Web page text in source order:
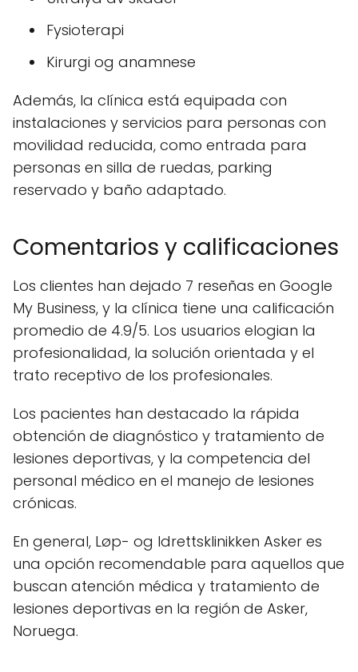
Fysioterapi
Kirurgi og anamnese
Además, la clínica está equipada con
instalaciones y servicios para personas con
movilidad reducida, como entrada para
personas en silla de ruedas, parking
reservado y baño adaptado.
Comentarios y calificaciones
Los clientes han dejado 7 reseñas en Google
My Business, y la clínica tiene una calificación
promedio de 4.9/5. Los usuarios elogian la
profesionalidad, la solución orientada y el
trato receptivo de los profesionales.
Los pacientes han destacado la rápida
obtención de diagnóstico y tratamiento de
lesiones deportivas, y la competencia del
personal médico en el manejo de lesiones
crónicas.
En general, Løp- og Idrettsklinikken Asker es
una opción recomendable para aquellos que
buscan atención médica y tratamiento de
lesiones deportivas en la región de Asker,
Noruega.